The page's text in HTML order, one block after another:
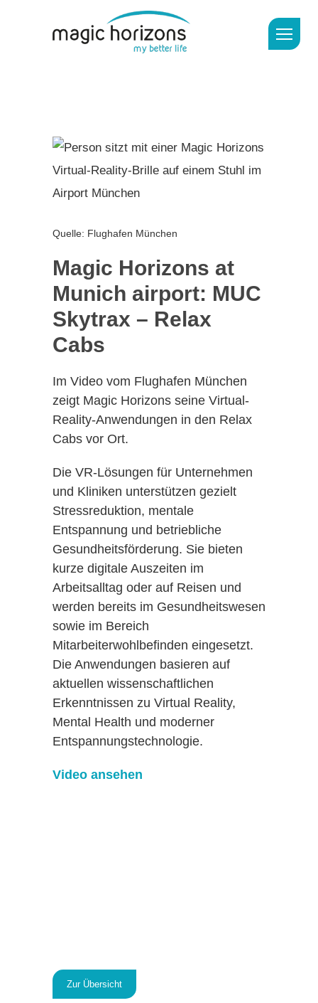
Quelle: Flughafen München
Magic Horizons at
Munich airport: MUC
Skytrax – Relax
Cabs
Im Video vom Flughafen München
zeigt Magic Horizons seine Virtual-
Reality-Anwendungen in den Relax
Cabs vor Ort.
Die VR-Lösungen für Unternehmen
und Kliniken unterstützen gezielt
Stressreduktion, mentale
Entspannung und betriebliche
Gesundheitsförderung. Sie bieten
kurze digitale Auszeiten im
Arbeitsalltag oder auf Reisen und
werden bereits im Gesundheitswesen
sowie im Bereich
Mitarbeiterwohlbefinden eingesetzt.
Die Anwendungen basieren auf
aktuellen wissenschaftlichen
Erkenntnissen zu Virtual Reality,
Mental Health und moderner
Entspannungstechnologie.
Video ansehen
Zur Übersicht